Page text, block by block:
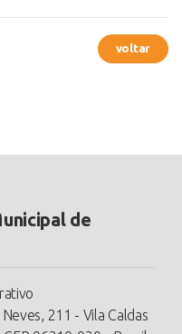
voltar
de
211 - Vila Caldas